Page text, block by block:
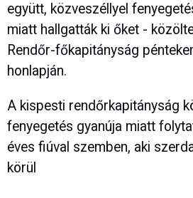
együtt, közveszéllyel
miatt hallgatták ki őket -
Rendőr-főkapitányság
honlapján.
A kispesti rendőrkapitányság
fenyegetés gyanúja miatt
éves fiúval szemben, aki
körül